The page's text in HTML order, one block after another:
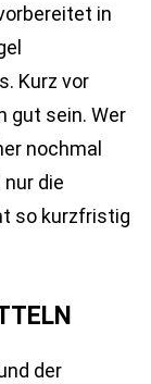
in
Kurz vor
gut sein. Wer
nochmal
die
so kurzfristig
der